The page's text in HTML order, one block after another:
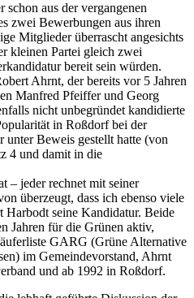
aus der vergangenen
zwei Bewerbungen aus ihren
Mitglieder überrascht angesichts
kleinen Partei gleich zwei
bereit sein würden.
Ahrnt, der bereits vor 5 Jahren
Manfred Pfeiffer und Georg
nicht unbegründet kandidierte
in Roßdorf bei der
Beweis gestellt hatte (von
4 und damit in die
– jeder rechnet mit seiner
überzeugt, dass ich ebenso viele
Harbodt seine Kandidatur. Beide
Jahren für die Grünen aktiv,
GARG (Grüne Alternative
im Gemeindevorstand, Ahrnt
und ab 1992 in Roßdorf.